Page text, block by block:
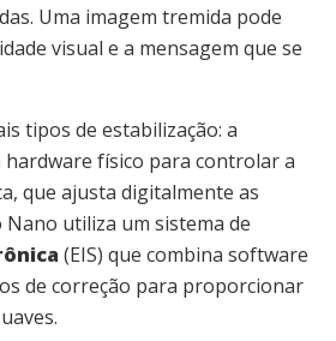
Uma imagem tremida pode
visual e a mensagem que se
tipos de estabilização: a
hardware físico para controlar a
que ajusta digitalmente as
Nano utiliza um sistema de
(EIS) que combina software
de correção para proporcionar